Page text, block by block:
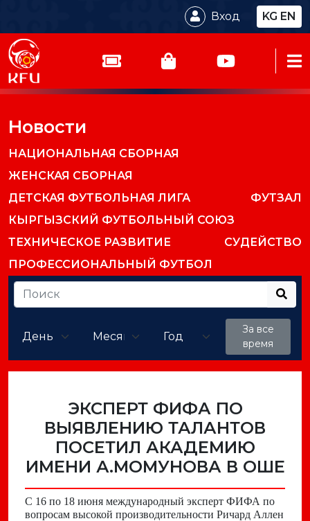
Вход KG EN
Новости
НАЦИОНАЛЬНАЯ СБОРНАЯ
ЖЕНСКАЯ СБОРНАЯ
ДЕТСКАЯ ФУТБОЛЬНАЯ ЛИГА
ФУТЗАЛ
КЫРГЫЗСКИЙ ФУТБОЛЬНЫЙ СОЮЗ
ТЕХНИЧЕСКОЕ РАЗВИТИЕ
СУДЕЙСТВО
ПРОФЕССИОНАЛЬНЫЙ ФУТБОЛ
За все
время
ЭКСПЕРТ ФИФА ПО
ВЫЯВЛЕНИЮ ТАЛАНТОВ
ПОСЕТИЛ АКАДЕМИЮ
ИМЕНИ А.МОМУНОВА В ОШЕ
С 16 по 18 июня международный эксперт ФИФА по
вопросам высокой производительности Ричард Аллен